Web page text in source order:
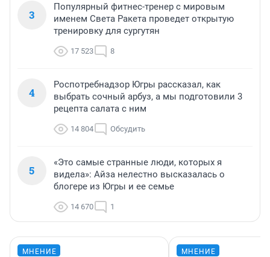
3
Популярный фитнес-тренер с мировым
именем Света Ракета проведет открытую
тренировку для сургутян
17 523 8
4
Роспотребнадзор Югры рассказал, как
выбрать сочный арбуз, а мы подготовили 3
рецепта салата с ним
14 804 Обсудить
5
«Это самые странные люди, которых я
видела»: Айза нелестно высказалась о
блогере из Югры и ее семье
14 670 1
МНЕНИЕ МНЕНИЕ